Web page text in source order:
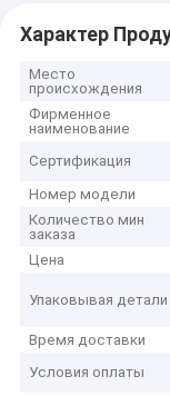
Характер
Место
происхождения
Фирменное
наименование
Сертификация
Номер модели
Количество мин
заказа
Цена
Упаковывая детали
Время доставки
Условия оплаты